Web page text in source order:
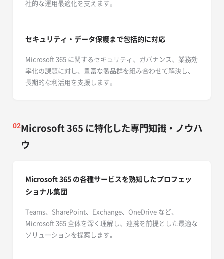
社的な運用最適化を支えます。
セキュリティ・データ保護まで包括的に対応
Microsoft 365 に関するセキュリティ、ガバナンス、業務効
率化の課題に対し、豊富な製品群を組み合わせて解決し、
長期的な利活用を支援します。
02Microsoft 365 に特化した専門知識・ノウハ
ウ
Microsoft 365 の各種サービスを熟知したプロフェッ
ショナル集団
Teams、SharePoint、Exchange、OneDrive など、
Microsoft 365 全体を深く理解し、連携を前提とした最適な
ソリューションを提案します。